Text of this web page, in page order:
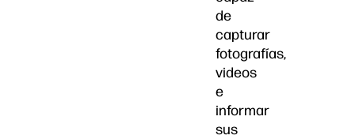
de
capturar
fotografías,
videos
e
informar
sus